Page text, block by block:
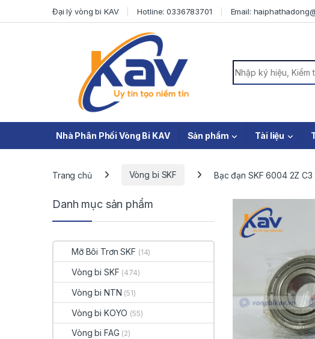
Skip to navigation
Skip to contentĐại lý vòng bi KAV Hotline: 0336783701 Email:
Search for:
Nhà Phân Phối Vòng Bi KAV Sản phẩm Tài liệu
Trang chủ Vòng bi SKF Bạc đạn SKF 6004 2Z C3
Danh mục sản phẩm
Mỡ Bôi Trơn SKF (14)
Vòng bi SKF (474)
Vòng bi NTN (51)
Vòng bi KOYO (55)
Vòng bi FAG (2)